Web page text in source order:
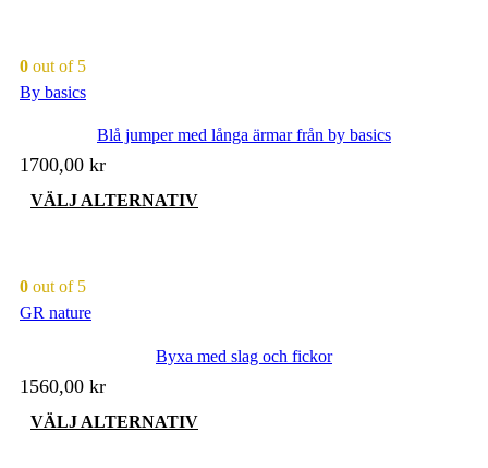
alternativen
0 out of 5
By basics
Blå jumper med långa ärmar från by basics
1700,00 kr
VÄLJ ALTERNATIV
alternativen
0 out of 5
GR nature
Byxa med slag och fickor
1560,00 kr
VÄLJ ALTERNATIV